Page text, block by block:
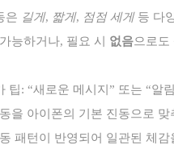
은 길게, 짧게, 점점 세게등 다
능하거나, 필요 시 없음으로도
팁: “새로운 메시지” 또는 “알
을 아이폰의 기본 진동으로 맞
패턴이 반영되어 일관된 체감